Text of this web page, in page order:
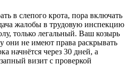
в слепого крота, пора включать
жалобы в трудовую инспекцию
только легальный. Ваш козырь
они не имеют права раскрывать
начнётся через 30 дней, а
визит с проверкой